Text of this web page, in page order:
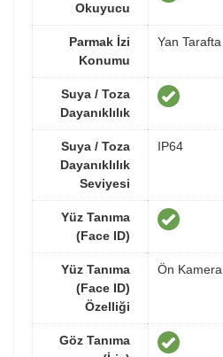
Okuyucu
Parmak İzi
Konumu
Yan Tarafta
Suya / Toza
Dayanıklılık
Suya / Toza
Dayanıklılık
Seviyesi
IP64
Yüz Tanıma
(Face ID)
Yüz Tanıma
(Face ID)
Özelliği
Ön Kamera
Göz Tanıma